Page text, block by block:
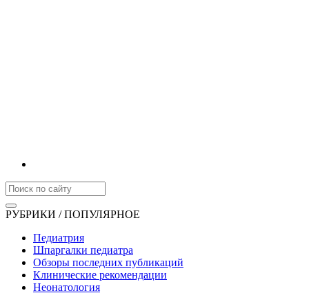
РУБРИКИ / ПОПУЛЯРНОЕ
Педиатрия
Шпаргалки педиатра
Обзоры последних публикаций
Клинические рекомендации
Неонатология